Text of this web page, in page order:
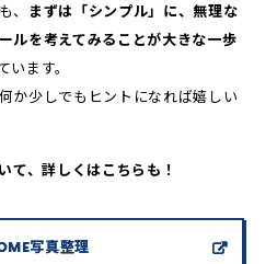
、 まずは「シンプル」に、無理な
ルを考えてみることが大きな一歩
います。
か少しでもヒントになれば嬉しい
、詳しくはこちらも！
写真整理